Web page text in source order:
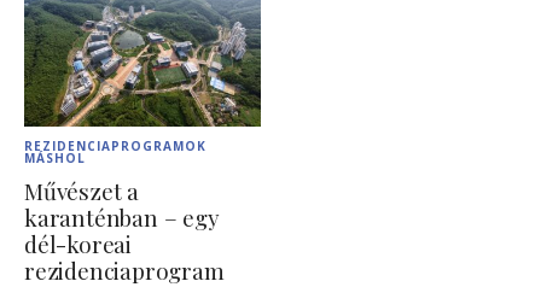
REZIDENCIAPROGRAMOK
MÁSHOL
Művészet a
karanténban – egy
dél-koreai
rezidenciaprogram